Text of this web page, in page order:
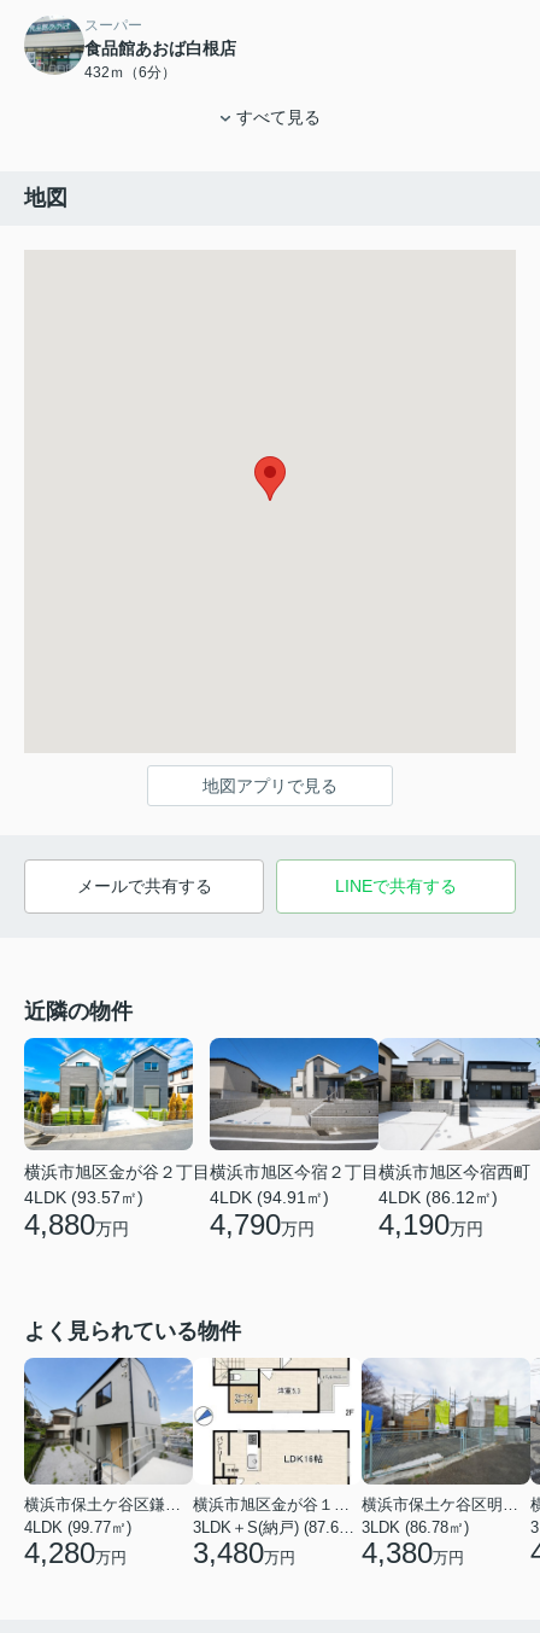
スーパー
食品館あおば白根店
432ｍ（6分）
すべて見る
地図
地図アプリで見る
メールで共有する LINEで共有する
近隣の物件
横浜市旭区金が谷２丁目
4LDK (93.57㎡)
4,880万円
横浜市旭区今宿２丁目
4LDK (94.91㎡)
4,790万円
横浜市旭区今宿西町
4LDK (86.12㎡)
4,190万円
よく見られている物件
横浜市保土ケ谷区鎌谷町
4LDK (99.77㎡)
4,280万円
横浜市旭区金が谷１丁目
3LDK＋S(納戸) (87.61㎡)
3,480万円
横浜市保土ケ谷区明神台
3LDK (86.78㎡)
4,380万円